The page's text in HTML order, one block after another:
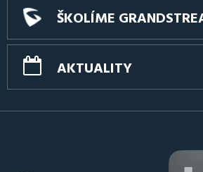
ŠKOLÍME
AKTUALITY